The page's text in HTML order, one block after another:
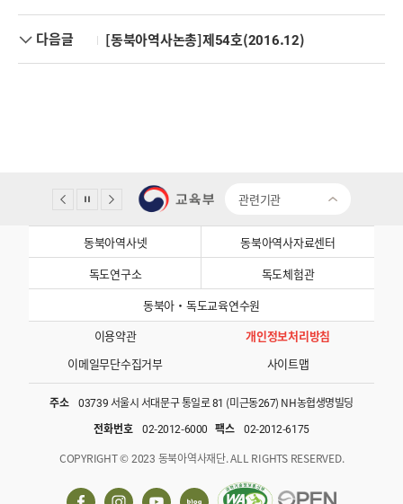
다음글 [동북아역사논총]제54호(2016.12)
관련기관
동북아역사넷
동북아역사자료센터
독도연구소
독도체험관
동북아·독도교육연수원
이용약관
개인정보처리방침
이메일무단수집거부
사이트맵
주소
03739 서울시 서대문구 통일로 81 (미근동267) NH농협생명빌딩
전화번호
02-2012-6000 팩스
02-2012-6175
COPYRIGHT © 2023 동북아역사재단. ALL RIGHTS RESERVED.